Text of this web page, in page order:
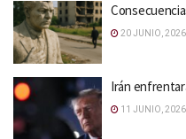
20 JUNIO, 2026
Irán
11 JUNIO, 2026